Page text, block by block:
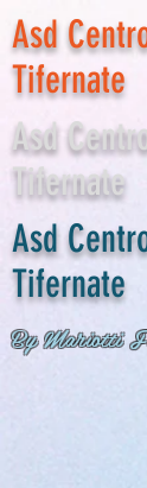
Asd
Tifernate
Asd
Tifernate
Asd
Tifernate
By Mariotti